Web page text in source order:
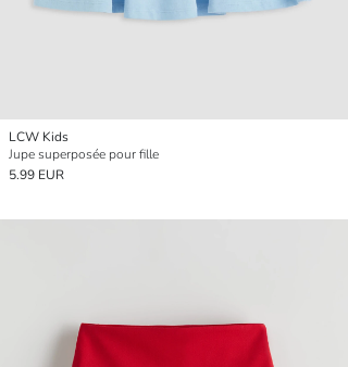
LCW Kids
Jupe superposée pour fille
5.99 EUR